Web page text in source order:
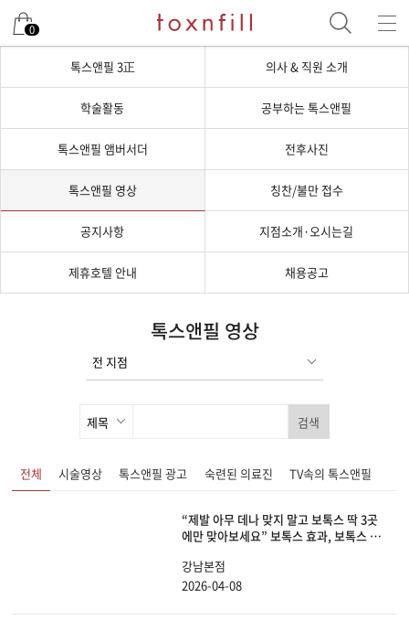
0
톡스앤필 3正 의사 & 직원 소개
학술활동 공부하는 톡스앤필
톡스앤필 앰버서더 전후사진
톡스앤필 영상 칭찬/불만 접수
공지사항 지점소개·오시는길
제휴호텔 안내 채용공고
톡스앤필 영상
검색
전체 시술영상 톡스앤필 광고 숙련된 의료진 TV속의 톡스앤필
“제발 아무 데나 맞지 말고 보톡스 딱 3곳
에만 맞아보세요” 보톡스 효과, 보톡스 부
곳까지 딱 알려드리겠습니다.
강남본점
2026-04-08